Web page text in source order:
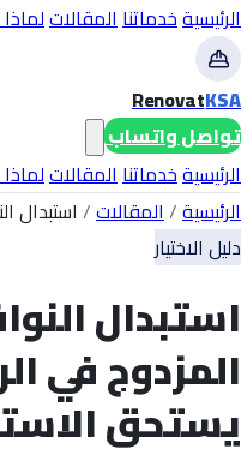
الرئيسيةخدماتناالمقالات
RenovatKSA
تواصل واتساب
الرئيسيةخدماتناالمقالات
الرئيسية/المقالات/ استبدال
دليل الاختيار
استبدال
المزدوج في
يستحق